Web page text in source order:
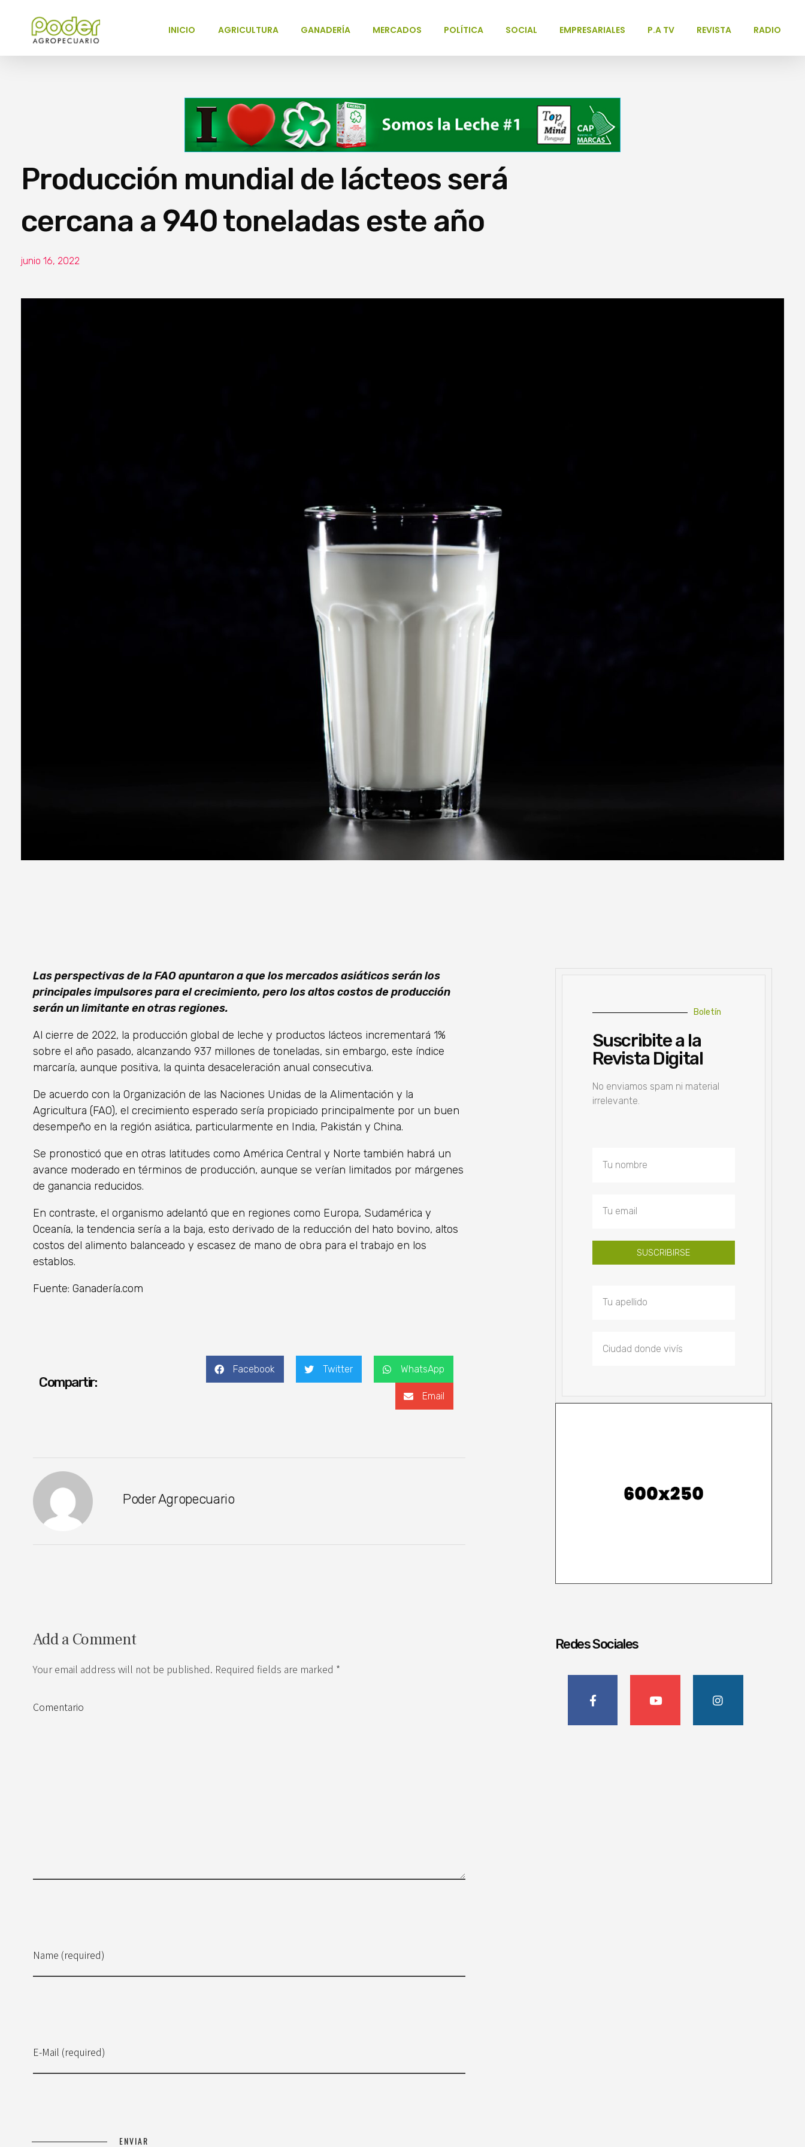
INICIO AGRICULTURA GANADERÍA MERCADOS POLÍTICA SOCIAL EMPRESARIALES P.A TV REVISTA RADIO
Producción mundial de lácteos será
cercana a 940 toneladas este año
junio 16, 2022
Las perspectivas de la FAO apuntaron a que los mercados asiáticos serán los
principales impulsores para el crecimiento, pero los altos costos de producción
serán un limitante en otras regiones.
Al cierre de 2022, la producción global de leche y productos lácteos incrementará 1%
sobre el año pasado, alcanzando 937 millones de toneladas, sin embargo, este índice
marcaría, aunque positiva, la quinta desaceleración anual consecutiva.
De acuerdo con la Organización de las Naciones Unidas de la Alimentación y la
Agricultura (FAO), el crecimiento esperado sería propiciado principalmente por un buen
desempeño en la región asiática, particularmente en India, Pakistán y China.
Se pronosticó que en otras latitudes como América Central y Norte también habrá un
avance moderado en términos de producción, aunque se verían limitados por márgenes
de ganancia reducidos.
En contraste, el organismo adelantó que en regiones como Europa, Sudamérica y
Oceanía, la tendencia sería a la baja, esto derivado de la reducción del hato bovino, altos
costos del alimento balanceado y escasez de mano de obra para el trabajo en los
establos.
Fuente: Ganadería.com
Compartir:
Facebook Twitter WhatsApp
Email
Poder Agropecuario
Add a Comment
Your email address will not be published. Required fields are marked *
Name (required)
E-Mail (required)
Comentario
Boletín
Suscribite a la
Revista Digital
No enviamos spam ni material
irrelevante.
SUSCRIBIRSE
Redes Sociales